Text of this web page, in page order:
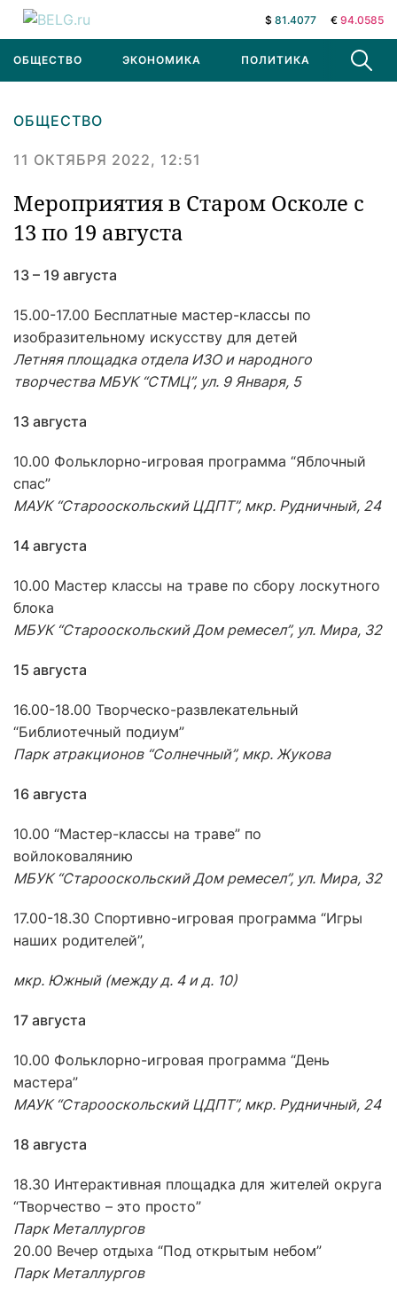
$ 81.4077 € 94.0585
ОБЩЕСТВО ЭКОНОМИКА ПОЛИТИКА В МИРЕ
ОБЩЕСТВО
11 ОКТЯБРЯ 2022, 12:51
Мероприятия в Старом Осколе с
13 по 19 августа
13 – 19 августа
15.00-17.00 Бесплатные мастер-классы по
изобразительному искусству для детей
Летняя площадка отдела ИЗО и народного
творчества МБУК “СТМЦ”, ул. 9 Января, 5
13 августа
10.00 Фольклорно-игровая программа “Яблочный
спас”
МАУК “Старооскольский ЦДПТ”, мкр. Рудничный, 24
14 августа
10.00 Мастер классы на траве по сбору лоскутного
блока
МБУК “Старооскольский Дом ремесел”, ул. Мира, 32
15 августа
16.00-18.00 Творческо-развлекательный
“Библиотечный подиум”
Парк атракционов “Солнечный”, мкр. Жукова
16 августа
10.00 “Мастер-классы на траве” по
войлоковалянию
МБУК “Старооскольский Дом ремесел”, ул. Мира, 32
17.00-18.30 Спортивно-игровая программа “Игры
наших родителей”,
мкр. Южный (между д. 4 и д. 10)
17 августа
10.00 Фольклорно-игровая программа “День
мастера”
МАУК “Старооскольский ЦДПТ”, мкр. Рудничный, 24
18 августа
18.30 Интерактивная площадка для жителей округа
“Творчество – это просто”
Парк Металлургов
20.00 Вечер отдыха “Под открытым небом”
Парк Металлургов